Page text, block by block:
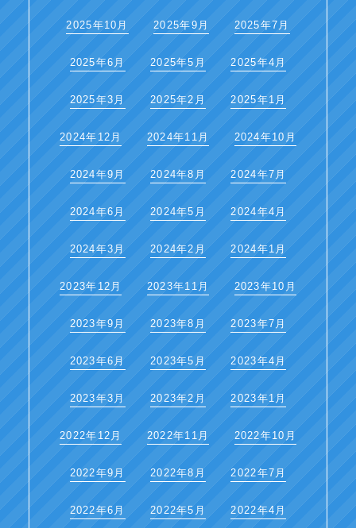
2025年10月 2025年9月 2025年7月
2025年6月 2025年5月 2025年4月
2025年3月 2025年2月 2025年1月
2024年12月 2024年11月 2024年10月
2024年9月 2024年8月 2024年7月
2024年6月 2024年5月 2024年4月
2024年3月 2024年2月 2024年1月
2023年12月 2023年11月 2023年10月
2023年9月 2023年8月 2023年7月
2023年6月 2023年5月 2023年4月
2023年3月 2023年2月 2023年1月
2022年12月 2022年11月 2022年10月
2022年9月 2022年8月 2022年7月
2022年6月 2022年5月 2022年4月